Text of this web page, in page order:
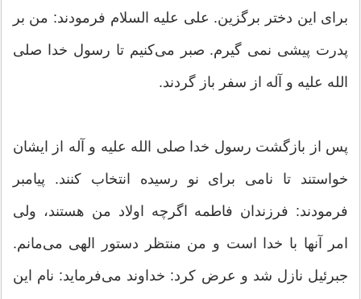
برای این دختر برگزین. علی علیه السلام فرمودند: من بر
پدرت پیشی نمی ‌گیرم. صبر می‌کنیم تا رسول خدا صلی
الله علیه و آله از سفر باز گردند.
پس از بازگشت رسول خدا صلی الله علیه و آله از ایشان
خواستند تا نامی برای نو رسیده انتخاب کنند. پیامبر
فرمودند: فرزندان فاطمه اگرچه اولاد من هستند، ولی
امر آنها با خدا است و من منتظر دستور الهی می‌مانم.
جبرئیل نازل شد و عرض کرد: خداوند می‌فرماید: نام این